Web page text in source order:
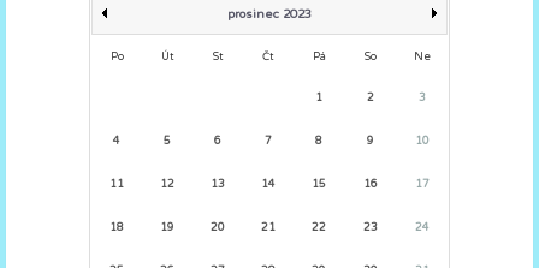
prosinec 2023
Po Út St Čt Pá So Ne
1 2 3
4 5 6 7 8 9 10
11 12 13 14 15 16 17
18 19 20 21 22 23 24